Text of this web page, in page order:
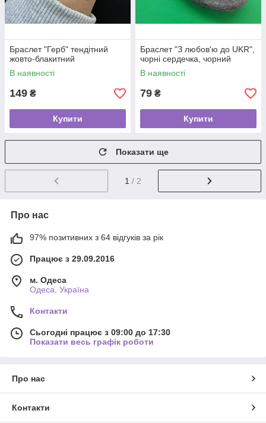
Браслет "Герб" тендітний
жовто-блакитний
В наявності
149 ₴
Купити
Браслет "З любов'ю до UKR",
чорні сердечка, чорний
В наявності
79 ₴
Купити
Показати ще
1 / 2
Про нас
97% позитивних з 64 відгуків за рік
Працює з 29.09.2016
м. Одеса
Одеса, Україна
Контакти
Сьогодні працює з 09:00 до 17:30
Показати весь графік роботи
Про нас
Контакти